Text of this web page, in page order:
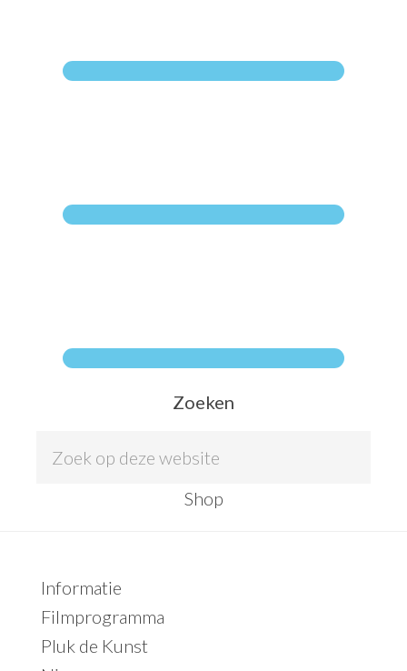
Zoeken
Shop
Primaire
Sidebar
Informatie
Filmprogramma
Pluk de Kunst